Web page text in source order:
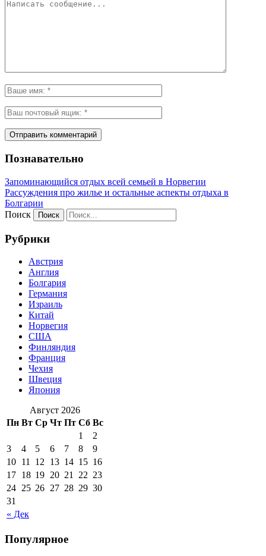
Познавательно
Запоминающийся отдых всей семьей в Норвегии
Рассуждения про жилье и остальные аспекты отдыха в
Болгарии
Поиск
Рубрики
Австрия
Англия
Болгария
Германия
Израиль
Китай
Норвегия
США
Финляндия
Франция
Чехия
Швеция
Япония
Август 2026
Пн Вт Ср Чт Пт Сб Вс
« Дек
1
2
3
4 5 6 7 8
9
10 11 12 13 14 15 16
17 18 19 20 21 22 23
24 25 26 27 28 29 30
31
Популярное